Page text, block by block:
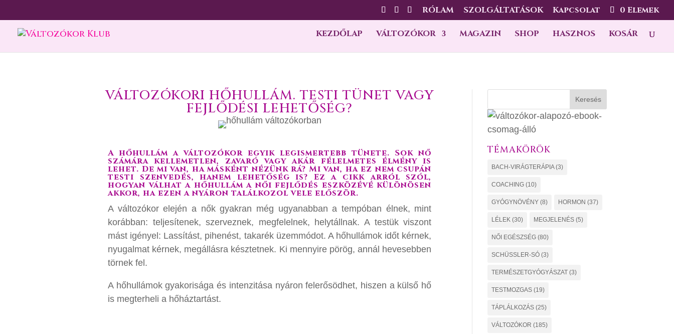
RÓLAM SZOLGÁLTATÁSOK Kapcsolat 0 Elemek
KEZDŐLAP VÁLTOZÓKOR MAGAZIN SHOP HASZNOS KOSÁR
VÁLTOZÓKORI HŐHULLÁM. TESTI TÜNET VAGY
FEJLŐDÉSI LEHETŐSÉG?
A hőhullám a változókor egyik legismertebb tünete. Sok nő
számára kellemetlen, zavaró vagy akár félelmetes élmény is
lehet. De mi van, ha másként nézünk rá? Mi van, ha ez nem csupán
testi szenvedés, hanem lehetőség is? Ez a cikk arról szól,
hogyan válhat a hőhullám a női fejlődés eszközévé különösen
akkor, ha ezen a nyáron találkozol vele először.
A változókor elején a nők gyakran még ugyanabban a tempóban élnek, mint
korábban: teljesítenek, szerveznek, megfelelnek, helytállnak. A testük viszont
mást igényel: Lassítást, pihenést, takarék üzemmódot. A hőhullámok időt kérnek,
nyugalmat kérnek, megállásra késztetnek. Ki mennyire pörög, annál hevesebben
törnek fel.
A hőhullámok gyakorisága és intenzitása nyáron felerősödhet, hiszen a külső hő
is megterheli a hőháztartást.
Keresés
TÉMAKÖRÖK
BACH-VIRÁGTERÁPIA(3)
COACHING(10)
GYÓGYNÖVÉNY(8) HORMON (37)
LÉLEK(30) MEGJELENÉS(5)
NŐI EGÉSZSÉG(80)
SCHÜSSLER-SÓ(3)
TERMÉSZETGYÓGYÁSZAT(3)
TESTMOZGAS(19)
TÁPLÁLKOZÁS(25)
VÁLTOZÓKOR (185)